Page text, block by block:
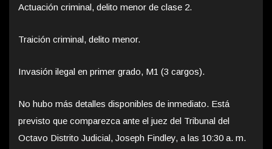
Actuación criminal, delito menor de clase 2.
Traición criminal, delito menor.
Invasión ilegal en primer grado, M1 (3 cargos).
No hubo más detalles disponibles de inmediato. Está
previsto que comparezca ante el juez del Tribunal del
Octavo Distrito Judicial, Joseph Findley, a las 10:30 a. m.